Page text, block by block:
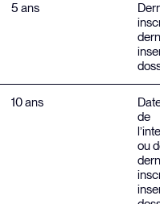
5 ans
10 ans
de
ou